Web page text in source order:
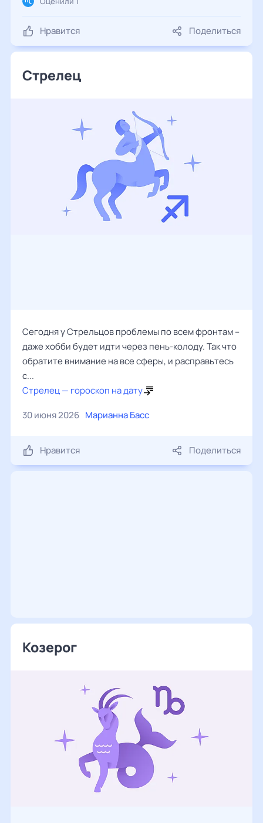
Нравится Поделиться
Стрелец
Сегодня у Стрельцов проблемы по всем фронтам –
даже хобби будет идти через пень-колоду. Так что
обратите внимание на все сферы, и расправьтесь
с...
Стрелец — гороскоп на дату
30 июня 2026 Марианна Басс
Нравится Поделиться
Козерог